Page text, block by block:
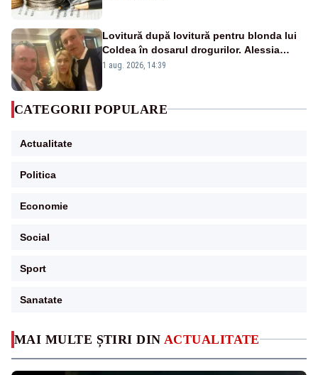
MAI MULTE ȘTIRI DIN ACTUALITATE
Lovitură după lovitură pentru blonda lui
Coldea în dosarul drogurilor. Alessia
Păcuraru explică decizia magistraților
1 aug. 2026, 14:39
CATEGORII POPULARE
Actualitate
Politica
Economie
Social
Sport
Sanatate